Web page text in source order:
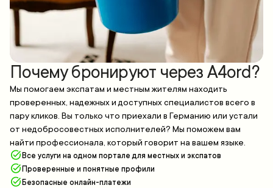
Почему бронируют через A4ord?
Мы помогаем экспатам и местным жителям находить
проверенных, надежных и доступных специалистов всего в
пару кликов. Вы только что приехали в Германию или устали
от недобросовестных исполнителей? Мы поможем вам
найти профессионала, который говорит на вашем языке.
Все услуги на одном портале для местных и экспатов
Проверенные и понятные профили
Безопасные онлайн-платежи